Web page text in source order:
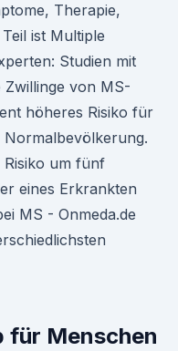
Therapie,
ist Multiple
Studien mit
Zwillinge von MS-
höheres Risiko für
Normalbevölkerung.
Risiko um fünf
eines Erkrankten
MS - Onmeda.de
für Menschen